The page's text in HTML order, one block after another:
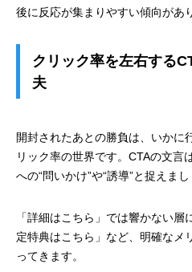
後に反応が集まりやすい傾向があ
クリック率を左右する
夫
開封されたあとの勝負は、いかに
リック率の世界です。CTAの文言
への“問いかけ”や“誘導”と捉えまし
「詳細はこちら」では響かない
定特典はこちら」など、明確なメ
ってきます。